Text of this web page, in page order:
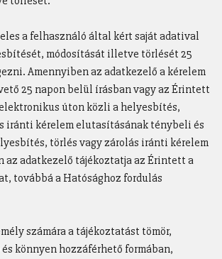
a felhasználó által kért saját adatival
módosítását illetve törlését 25
Amennyiben az adatkezelő a kérelem
25 napon belül írásban vagy az Érintett
úton közli a helyesbítés,
iránti kérelem elutasításának ténybeli és
törlés vagy zárolás iránti kérelem
az adatkezelő tájékoztatja az Érintett a
továbbá a Hatósághoz fordulás
számára a tájékoztatást tömör,
könnyen hozzáférhető formában,